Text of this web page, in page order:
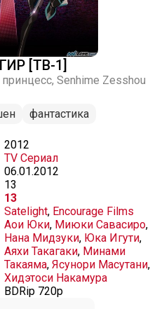
[ТВ-1]
Senhime Zesshou
фантастика
2012
TV Сериал
06.01.2012
13
13
Satelight, Encourage Films
Аои Юки, Миюки Савасиро,
Нана Мидзуки, Юка Игути,
Аяхи Такагаки, Минами
Такаяма, Ясунори Масутани,
Хидэтоси Накамура
BDRip 720p